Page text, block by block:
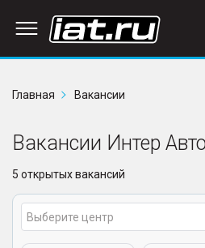
Главная
Вакансии
Вакансии Интер
5 открытых вакансий
Выберите центр